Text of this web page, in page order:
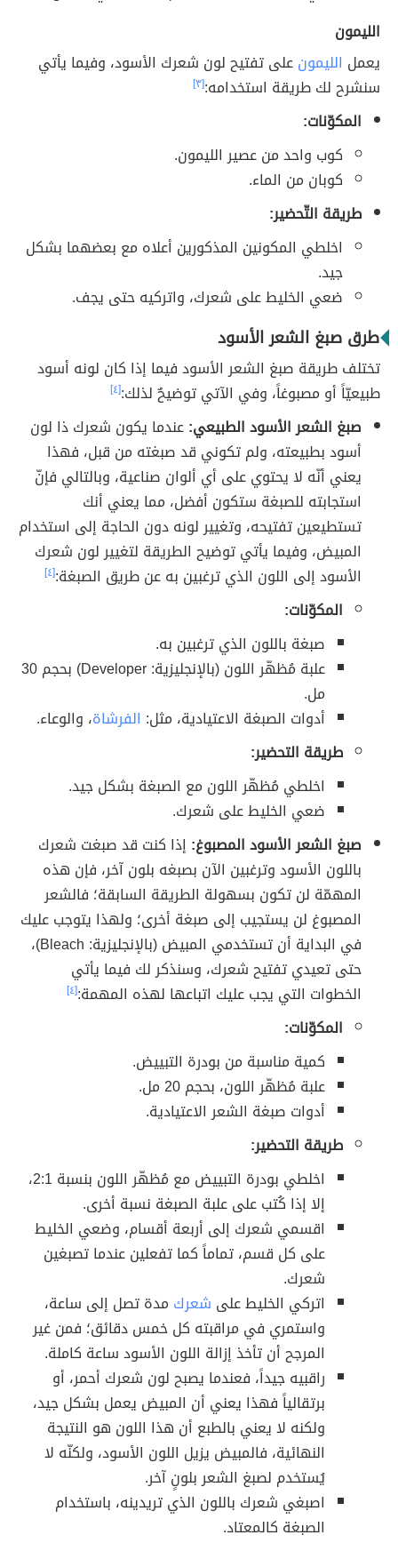
الليمون
يعمل الليمونعلى تفتيح لون شعرك الأسود، وفيما يأتي
سنشرح لك طريقة استخدامه:[٣]
المكوّنات:
كوب واحد من عصير الليمون.
كوبان من الماء.
طريقة التّحضير:
اخلطي المكونين المذكورين أعلاه مع بعضهما بشكل
جيد.
ضعي الخليط على شعرك، واتركيه حتى يجف.
طرق صبغ الشعر الأسود
تختلف طريقة صبغ الشعر الأسود فيما إذا كان لونه أسود
طبيعيّاً أو مصبوغاً، وفي الآتي توضيحٌ لذلك:[٤]
صبغ الشعر الأسود الطبيعي:عندما يكون شعرك ذا لون
أسود بطبيعته، ولم تكوني قد صبغته من قبل، فهذا
يعني أنّه لا يحتوي على أي ألوان صناعية، وبالتالي فإنّ
استجابته للصبغة ستكون أفضل، مما يعني أنك
تستطيعين تفتيحه، وتغيير لونه دون الحاجة إلى استخدام
المبيض، وفيما يأتي توضيح الطريقة لتغيير لون شعرك
الأسود إلى اللون الذي ترغبين به عن طريق الصبغة:[٤]
المكوّنات:
صبغة باللون الذي ترغبين به.
علبة مُظهّر اللون (بالإنجليزية: Developer) بحجم 30
مل.
أدوات الصبغة الاعتيادية، مثل: الفرشاة، والوعاء.
طريقة التحضير:
اخلطي مُظهّر اللون مع الصبغة بشكل جيد.
ضعي الخليط على شعرك.
صبغ الشعر الأسود المصبوغ: إذا كنت قد صبغت شعرك
باللون الأسود وترغبين الآن بصبغه بلون آخر، فإن هذه
المهمّة لن تكون بسهولة الطريقة السابقة؛ فالشعر
المصبوغ لن يستجيب إلى صبغة أخرى؛ ولهذا يتوجب عليك
في البداية أن تستخدمي المبيض (بالإنجليزية: Bleach)،
حتى تعيدي تفتيح شعرك، وسنذكر لك فيما يأتي
الخطوات التي يجب عليك اتباعها لهذه المهمة:[٤]
المكوّنات:
كمية مناسبة من بودرة التبييض.
علبة مُظهّر اللون، بحجم 20 مل.
أدوات صبغة الشعر الاعتيادية.
طريقة التحضير:
اخلطي بودرة التبييض مع مُظهّر اللون بنسبة 2:1،
إلا إذا كُتب على علبة الصبغة نسبة أخرى.
اقسمي شعرك إلى أربعة أقسام، وضعي الخليط
على كل قسم، تماماً كما تفعلين عندما تصبغين
شعرك.
اتركي الخليط على شعرك مدة تصل إلى ساعة،
واستمري في مراقبته كل خمس دقائق؛ فمن غير
المرجح أن تأخذ إزالة اللون الأسود ساعة كاملة.
راقبيه جيداً، فعندما يصبح لون شعرك أحمر، أو
برتقالياً فهذا يعني أن المبيض يعمل بشكل جيد،
ولكنه لا يعني بالطبع أن هذا اللون هو النتيجة
النهائية، فالمبيض يزيل اللون الأسود، ولكنّه لا
يُستخدم لصبغ الشعر بلونٍ آخر.
اصبغي شعرك باللون الذي تريدينه، باستخدام
الصبغة كالمعتاد.